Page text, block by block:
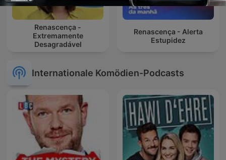
Renascença -
Extremamente
Desagradável
Renascença - Alerta
Estupidez
Internationale Komödien-Podcasts